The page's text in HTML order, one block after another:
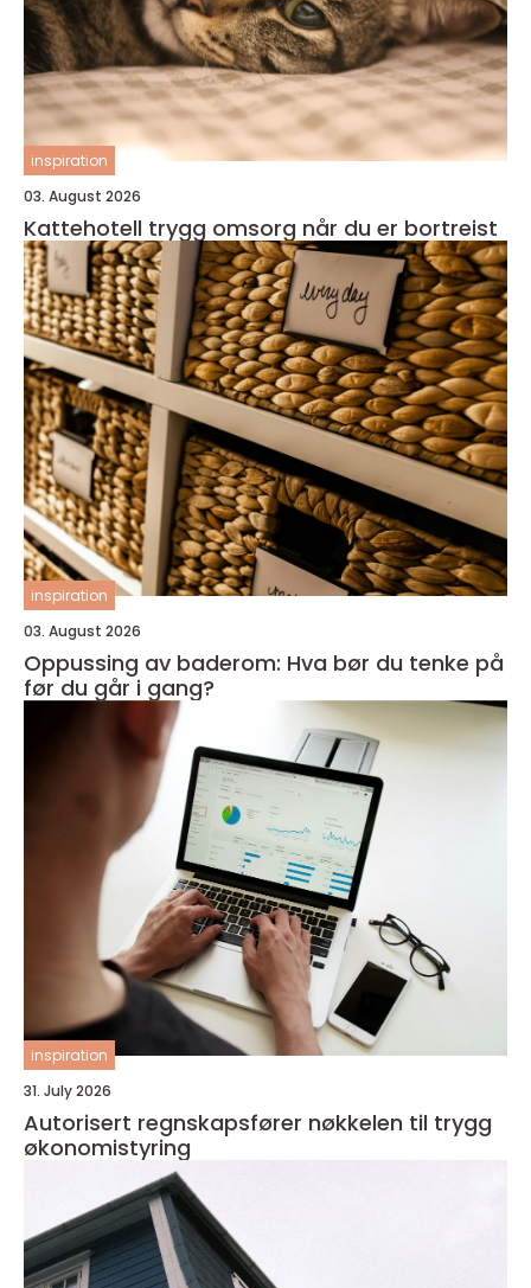
inspiration
03. August 2026
Kattehotell trygg omsorg når du er bortreist
inspiration
03. August 2026
Oppussing av baderom: Hva bør du tenke på
før du går i gang?
inspiration
31. July 2026
Autorisert regnskapsfører nøkkelen til trygg
økonomistyring